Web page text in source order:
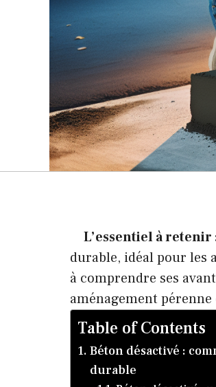
L’essentiel à retenir
durable, idéal pour les
à comprendre ses
aménagement
Table of Contents
Béton désactivé :
durable